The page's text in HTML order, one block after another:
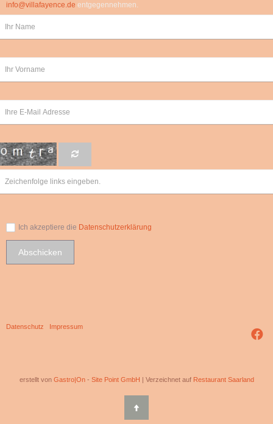
info@villafayence.de entgegennehmen.
Ich akzeptiere die Datenschutzerklärung
Abschicken
Datenschutz Impressum
erstellt von Gastro|On- Site Point GmbH | Verzeichnet auf Restaurant Saarland